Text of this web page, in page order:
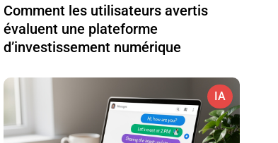
Comment les utilisateurs avertis
évaluent une plateforme
d’investissement numérique
IA